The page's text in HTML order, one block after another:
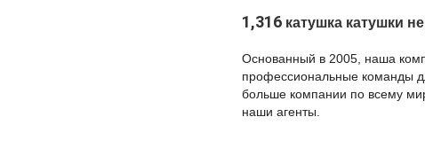
1,316 катушка катушки
Основанный в 2005, наша
профессиональные команды
больше компании по всему
наши агенты.